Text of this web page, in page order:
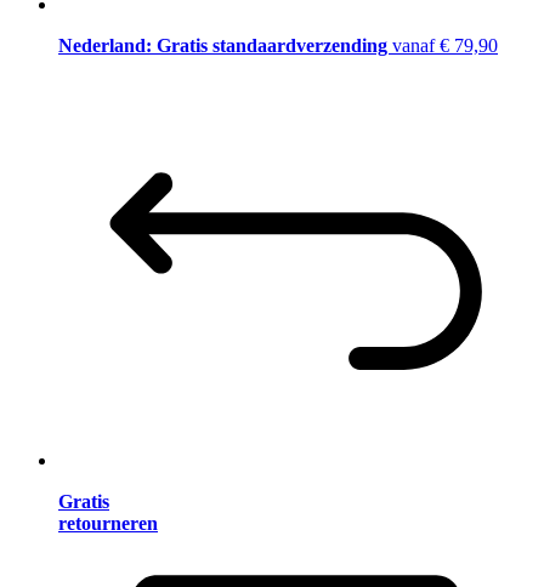
Nederland: Gratis standaardverzending vanaf € 79,90
Gratis
retourneren